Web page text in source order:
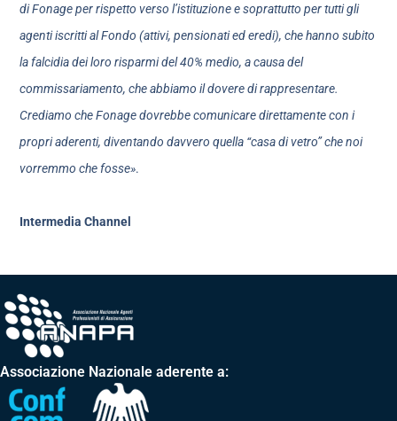
di Fonage per rispetto verso l’istituzione e soprattutto per tutti gli
agenti iscritti al Fondo (attivi, pensionati ed eredi), che hanno subito
la falcidia dei loro risparmi del 40% medio, a causa del
commissariamento, che abbiamo il dovere di rappresentare.
Crediamo che Fonage dovrebbe comunicare direttamente con i
propri aderenti, diventando davvero quella “casa di vetro” che noi
vorremmo che fosse».
Intermedia Channel
Associazione Nazionale aderente a: